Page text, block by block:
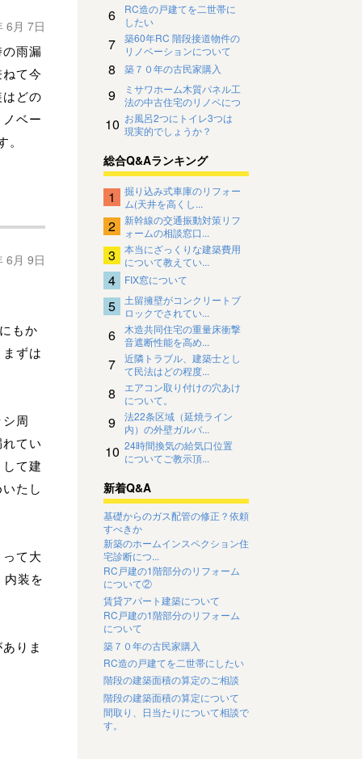
6月 7日
雨漏
て今
どの
ベー
6月 9日
もか
ずは
周
てい
て建
たし
て大
装を
りま
6
RC造の戸建てを二世帯に
したい
7
築60年RC 階段接道物件の
リノベーションについて
8 築７０年の古民家購入
9
ミサワホーム木質パネル工
法の中古住宅のリノベにつ
いて
10 お風呂2つにトイレ3つは
現実的でしょうか？
総合Q&Aランキング
1
掘り込み式車庫のリフォー
ム(天井を高くし...
2
新幹線の交通振動対策リフ
ォームの相談窓口...
3
本当にざっくりな建築費用
について教えてい...
4 FIX窓について
5
土留擁壁がコンクリートブ
ロックでされてい...
6
木造共同住宅の重量床衝撃
音遮断性能を高め...
7
近隣トラブル、建築士とし
て民法はどの程度...
8
エアコン取り付けの穴あけ
について。
9
法22条区域（延焼ライン
内）の外壁ガルバ...
10 24時間換気の給気口位置
についてご教示頂...
新着Q&A
基礎からのガス配管の修正？依頼
すべきか
新築のホームインスペクション住
宅診断につ...
RC戸建の1階部分のリフォーム
について②
賃貸アパート建築について
RC戸建の1階部分のリフォーム
について
築７０年の古民家購入
RC造の戸建てを二世帯にしたい
階段の建築面積の算定のご相談
階段の建築面積の算定について
間取り、日当たりについて相談で
す。